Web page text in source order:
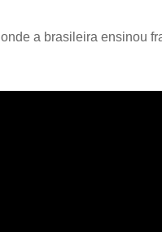
a brasileira ensinou